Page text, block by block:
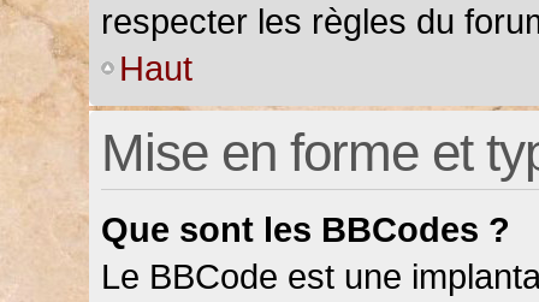
respecter les règles du
Haut
Mise en forme et
Que sont les BBCodes ?
Le BBCode est une